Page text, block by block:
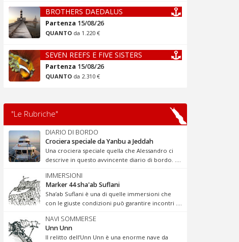
BROTHERS DAEDALUS
Partenza 15/08/26
QUANTO da 1.220 €
SEVEN REEFS E FIVE SISTERS
Partenza 15/08/26
QUANTO da 2.310 €
"Le Rubriche"
DIARIO DI BORDO
Crociera speciale da Yanbu a Jeddah
Una crociera speciale quella che Alessandro ci
descrive in questo avvincente diario di bordo. ....
IMMERSIONI
Marker 44 sha'ab Suflani
Sha’ab Suflani è una di quelle immersioni che
con le giuste condizioni può garantire incontri ....
NAVI SOMMERSE
Unn Unn
Il relitto dell’Unn Unn è una enorme nave da